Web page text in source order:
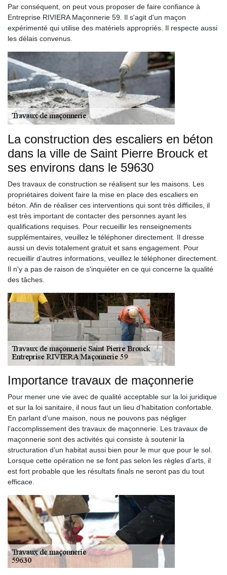
Par conséquent, on peut vous proposer de faire confiance à
Entreprise RIVIERA Maçonnerie 59. Il s'agit d'un maçon
expérimenté qui utilise des matériels appropriés. Il respecte aussi
les délais convenus.
La construction des escaliers en béton
dans la ville de Saint Pierre Brouck et
ses environs dans le 59630
Des travaux de construction se réalisent sur les maisons. Les
propriétaires doivent faire la mise en place des escaliers en
béton. Afin de réaliser ces interventions qui sont très difficiles, il
est très important de contacter des personnes ayant les
qualifications requises. Pour recueillir les renseignements
supplémentaires, veuillez le téléphoner directement. Il dresse
aussi un devis totalement gratuit et sans engagement. Pour
recueillir d'autres informations, veuillez le téléphoner directement.
Il n'y a pas de raison de s'inquiéter en ce qui concerne la qualité
des tâches.
Importance travaux de maçonnerie
Pour mener une vie avec de qualité acceptable sur la loi juridique
et sur la loi sanitaire, il nous faut un lieu d’habitation confortable.
En parlant d’une maison, nous ne pouvons pas négliger
l’accomplissement des travaux de maçonnerie. Les travaux de
maçonnerie sont des activités qui consiste à soutenir la
structuration d’un habitat aussi bien pour le mur que pour le sol.
Lorsque cette opération ne se font pas selon les règles d’arts, il
est fort probable que les résultats finals ne seront pas du tout
efficace.